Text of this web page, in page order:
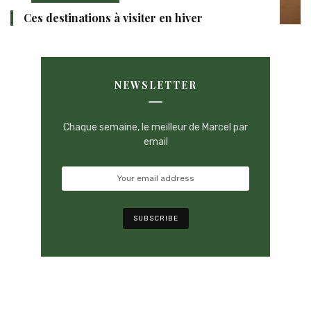
Ces destinations à visiter en hiver
NEWSLETTER
Chaque semaine, le meilleur de Marcel par
email